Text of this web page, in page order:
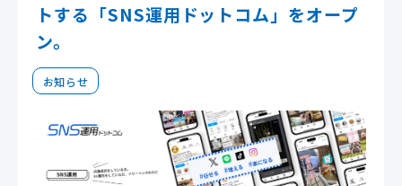
トする「SNS運用ドットコム」をオープ
ン。
お知らせ